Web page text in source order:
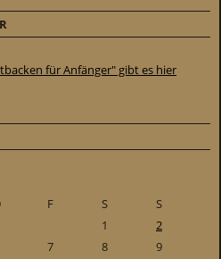
für Anfänger" gibt es hier
F S
S
1
2
7 8
9